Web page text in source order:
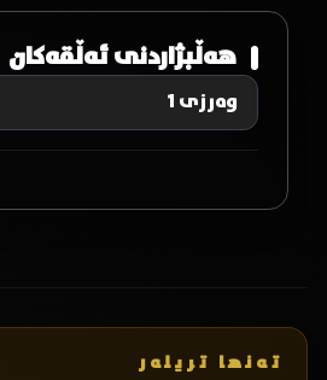
هەڵبژاردنی ئەڵقەکان
تەنها تریلەر